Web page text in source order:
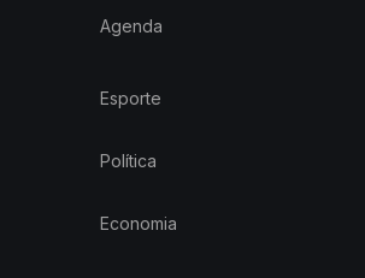
Agenda
Esporte
Política
Economia